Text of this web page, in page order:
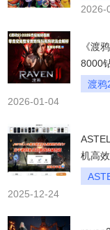
川川
2026-
《渡
8000
渡鸦
2026-01-04
机高
2025-12-24